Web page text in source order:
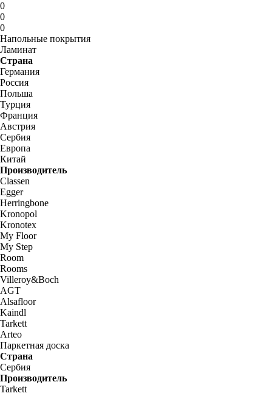
0
0
0
Напольные покрытия
Ламинат
Страна
Германия
Россия
Польша
Турция
Франция
Австрия
Сербия
Европа
Китай
Производитель
Classen
Egger
Herringbone
Kronopol
Kronotex
My Floor
My Step
Room
Rooms
Villeroy&Boch
AGT
Alsafloor
Kaindl
Tarkett
Arteo
Паркетная доска
Страна
Сербия
Производитель
Tarkett